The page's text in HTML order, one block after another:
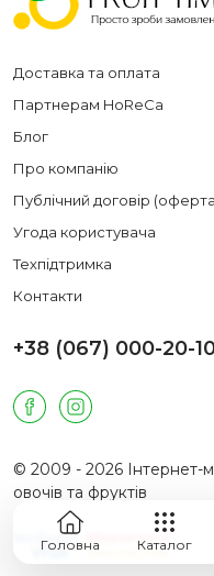
Доставка та оплата
Партнерам HoReCa
Блог
Про компанію
Публічний договір
Угода користувача
Техпідтримка
Контакти
+38 (067) 000-20-
© 2009 - 2026 Інтернет-
овочів та фруктів
Головна Каталог